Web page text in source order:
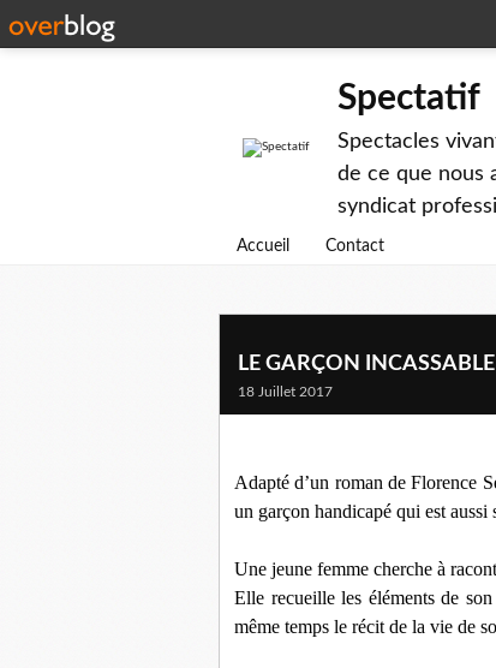
Spectatif
Spectacles
de ce que nous
syndicat
Accueil Contact
LE GARÇON
18 Juillet 2017
Adapté d’un roman de Florence
un garçon handicapé qui est
Une jeune femme cherche à
Elle recueille les éléments de
même temps le récit de la vie de